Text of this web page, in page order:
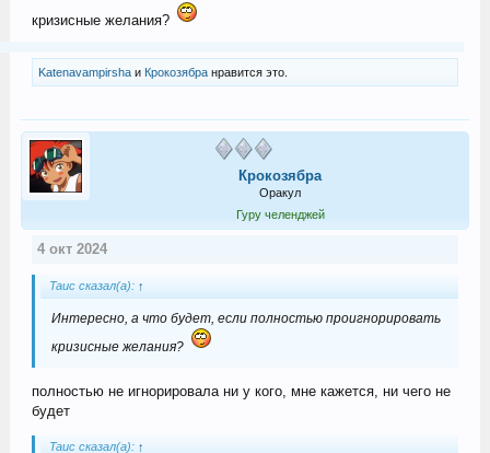
кризисные желания?
Katenavampirshaи Крокозябранравится это.
Крокозябра
Оракул
Гуру челенджей
4 окт 2024
Tauc сказал(а): ↑
Интересно, а что будет, если полностью проигнорировать
кризисные желания?
полностью не игнорировала ни у кого, мне кажется, ни чего не
будет
Tauc сказал(а): ↑